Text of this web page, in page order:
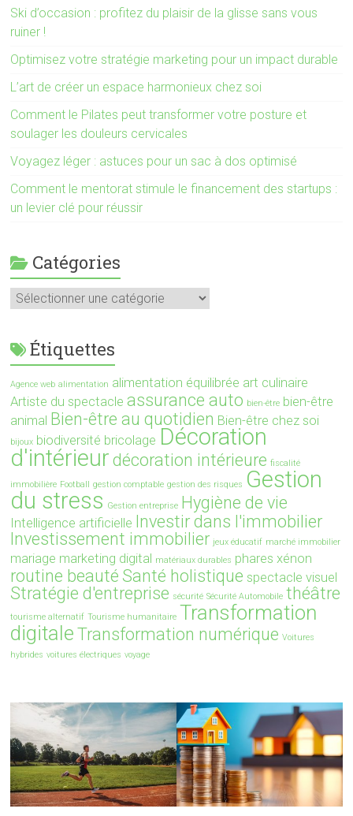
Ski d’occasion : profitez du plaisir de la glisse sans vous
ruiner !
Optimisez votre stratégie marketing pour un impact durable
L’art de créer un espace harmonieux chez soi
Comment le Pilates peut transformer votre posture et
soulager les douleurs cervicales
Voyagez léger : astuces pour un sac à dos optimisé
Comment le mentorat stimule le financement des startups :
un levier clé pour réussir
Catégories
Catégories
Étiquettes
Agence web alimentation alimentation équilibrée art culinaire
Artiste du spectacle assurance auto bien-être bien-être
animal Bien-être au quotidien Bien-être chez soi
bijoux biodiversité bricolage Décoration
d'intérieur décoration intérieure fiscalité
immobilière Football gestion comptable gestion des risques Gestion
du stress Gestion entreprise Hygiène de vie
Intelligence artificielle Investir dans l'immobilier
Investissement immobilier jeux éducatif marché immobilier
mariage marketing digital matériaux durables phares xénon
routine beauté Santé holistique spectacle visuel
Stratégie d'entreprise sécurité Sécurité Automobile théâtre
tourisme alternatif Tourisme humanitaire Transformation
digitale Transformation numérique Voitures
hybrides voitures électriques voyage